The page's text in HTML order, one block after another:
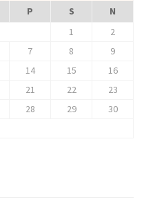
P S
N
1
2
7 8
9
14 15
16
21 22
23
28 29
30